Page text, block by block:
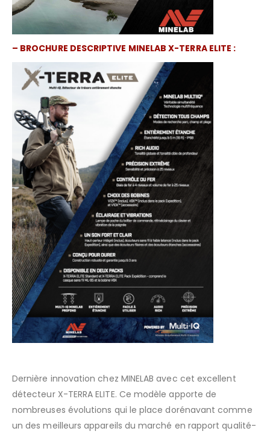
– BROCHURE DESCRIPTIVE MINELAB X-TERRA ELITE :
Dernière innovation chez MINELAB avec cet excellent
détecteur X-TERRA ELITE. Ce modèle apporte de
nombreuses évolutions qui le place dorénavant comme
un des meilleurs appareils du marché en rapport qualité-